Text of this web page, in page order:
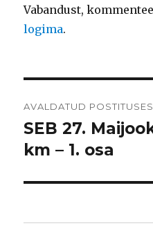
Vabandust,
logima.
AVALDATUD POSTITUSES
SEB 27.
km – 1. osa